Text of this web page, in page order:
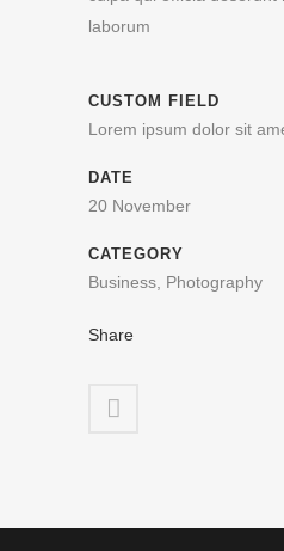
laborum
CUSTOM FIELD
Lorem ipsum dolor sit
DATE
20 November
CATEGORY
Business, Photography
Share